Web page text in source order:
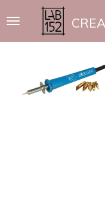
direct
naar